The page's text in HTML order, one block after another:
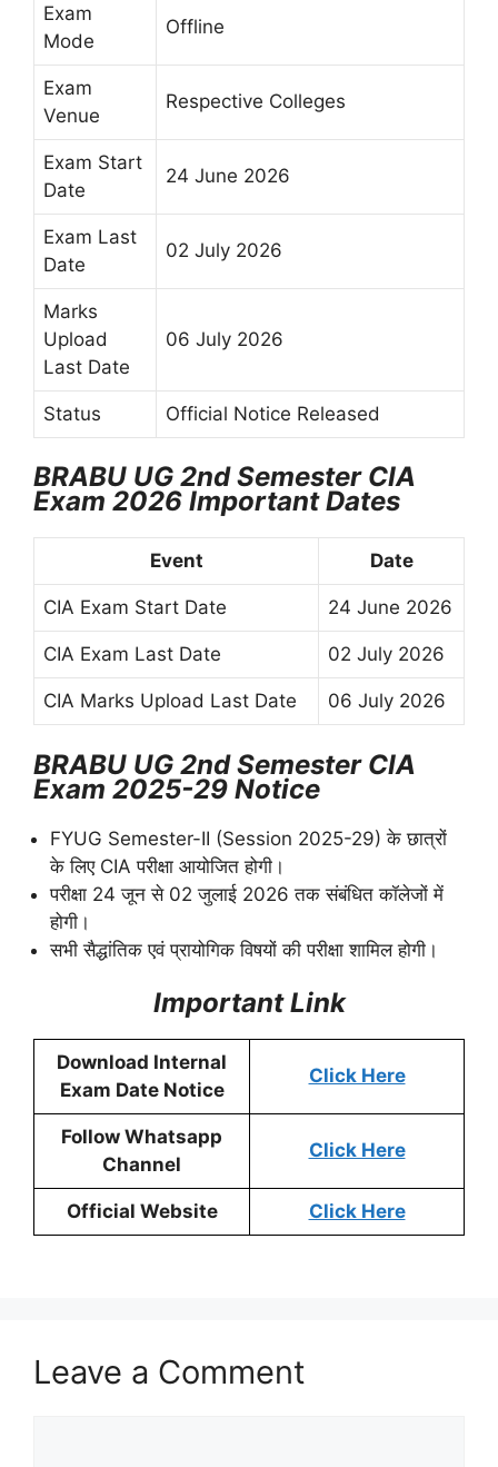
Exam
Mode
Offline
Exam
Venue
Respective Colleges
Exam Start
Date
24 June 2026
Exam Last
Date
02 July 2026
Marks
Upload
Last Date
06 July 2026
Status Official Notice Released
BRABU UG 2nd Semester CIA
Exam 2026 Important Dates
Event Date
CIA Exam Start Date 24 June 2026
CIA Exam Last Date 02 July 2026
CIA Marks Upload Last Date 06 July 2026
BRABU UG 2nd Semester CIA
Exam 2025-29 Notice
FYUG Semester-II (Session 2025-29) के छात्रों
के लिए CIA परीक्षा आयोजित होगी।
परीक्षा 24 जून से 02 जुलाई 2026 तक संबंधित कॉलेजों में
होगी।
सभी सैद्धांतिक एवं प्रायोगिक विषयों की परीक्षा शामिल होगी।
Important Link
Download Internal
Exam Date Notice
Click Here
Follow Whatsapp
Channel
Click Here
Official Website Click Here
Leave a Comment